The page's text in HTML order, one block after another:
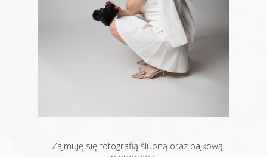
Zajmuję się fotografią ślubną oraz bajkową